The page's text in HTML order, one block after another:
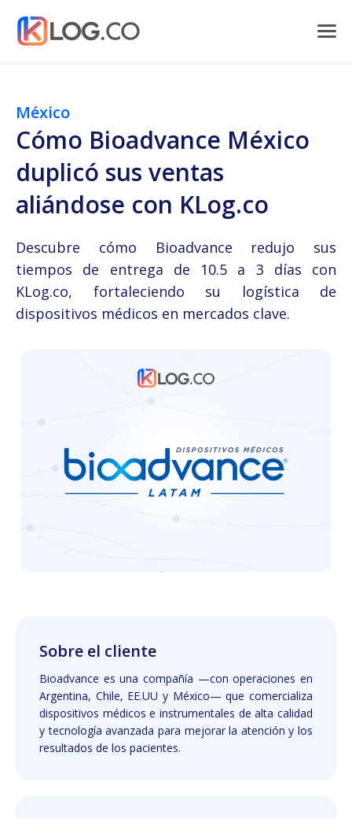
México
Cómo Bioadvance México
duplicó sus ventas
aliándose con KLog.co
Descubre cómo Bioadvance redujo sus
tiempos de entrega de 10.5 a 3 días con
KLog.co, fortaleciendo su logística de
dispositivos médicos en mercados clave.
Sobre el cliente
Bioadvance es una compañía —con operaciones en
Argentina, Chile, EE.UU y México— que comercializa
dispositivos médicos e instrumentales de alta calidad
y tecnología avanzada para mejorar la atención y los
resultados de los pacientes.